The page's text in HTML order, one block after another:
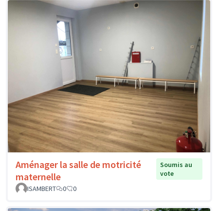
Aménager la salle de motricité
maternelle
Soumis au
vote
ISAMBERT
0 0